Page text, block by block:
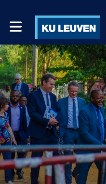
Toggle main navigation